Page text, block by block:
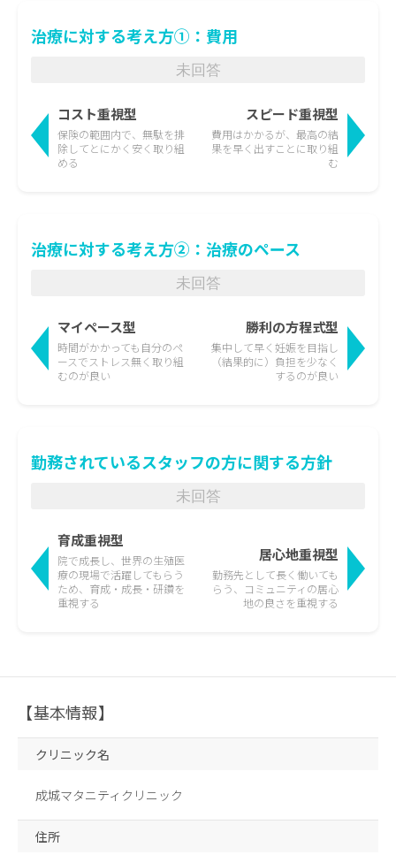
治療に対する考え方①：費用
未回答
コスト重視型
保険の範囲内で、無駄を排
除してとにかく安く取り組
める
費用はかかるが、最高の結
果を早く出すことに取り組
む
スピード重視型
治療に対する考え方②：治療のペース
未回答
マイペース型
時間がかかっても 自分のペ
ースでストレス無く取り組
むのが良い
集中して早く妊娠を目指し
（結果的に）負担を少なく
するのが良い
勝利の方程式型
勤務されているスタッフの方に関する方針
未回答
育成重視型
院で成長し、世界の生殖医
療の現場で活躍してもらう
ため、育成・成長・研鑽を
重視する
勤務先として長く働いても
らう、
コミュニティの居心
地の良さを重視する
居心地重視型
【基本情報】
クリニック名
成城マタニティクリニック
住所